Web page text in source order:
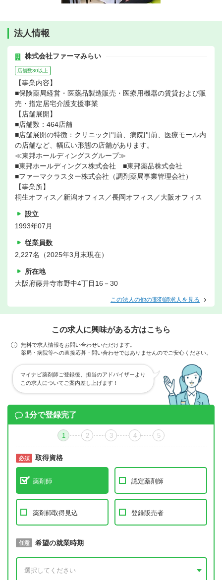
法人情報
株式会社ファーマみらい
店舗数30以上
【事業内容】
■保険薬局経営・医薬品製造販売・医療用機器の賃貸および販
売・指定居宅介護支援事業
【店舗展開】
■店舗数：464店舗
■店舗展開の特徴：クリニック門前、病院門前、医療モール内
の店舗など、幅広い形態の店舗があります。
≪東邦ホールディングスグループ≫
■東邦ホールディングス株式会社 ■東邦薬品株式会社
■ファーマクラスター株式会社（調剤薬局事業管理会社）
【事業所】
桐生オフィス／新潟オフィス／長岡オフィス／大阪オフィス
設立
1993年07月
従業員数
2,227名（2025年3月末現在）
所在地
大阪府藤井寺市野中4丁目16－30
この法人の他の薬剤師求人を見る
この求人に興味がある方はこちら
無料で求人情報をお問い合わせいただけます。
薬局・病院等への直接応募・問い合わせではありませんのでご安心ください。
マイナビ薬剤師ご登録後、担当のアドバイザーより
この求人についてご案内差し上げます！
1分で登録完了
1 2 3 4 5
必須 取得資格
薬剤師 認定薬剤師
薬剤師取得見込 登録販売者
必須 取得予定年
任意 希望の就業時期